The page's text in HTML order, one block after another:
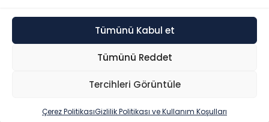
Tümünü Kabul et
Tümünü Reddet
Tercihleri Görüntüle
Çerez PolitikasıGizlilik Politikası ve Kullanım Koşulları
info@a1capital.com.tr
© 2026 A1 Capital Yatırım Menkul Değerler A.Ş. – Tüm hakları
Hızlı İşlemler ▸